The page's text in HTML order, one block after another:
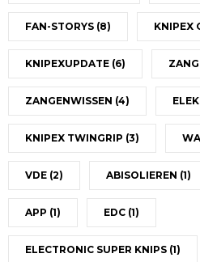
FAN-STORYS (8) KNIPEX
KNIPEXUPDATE (6)
ZANGENWISSEN (4)
KNIPEX TWINGRIP (3)
VDE (2) ABISOLIEREN (1)
APP (1) EDC (1)
ELECTRONIC SUPER KNIPS (1)